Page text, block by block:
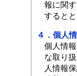
報に関
すると
４．個人
個人情
な取り
人情報